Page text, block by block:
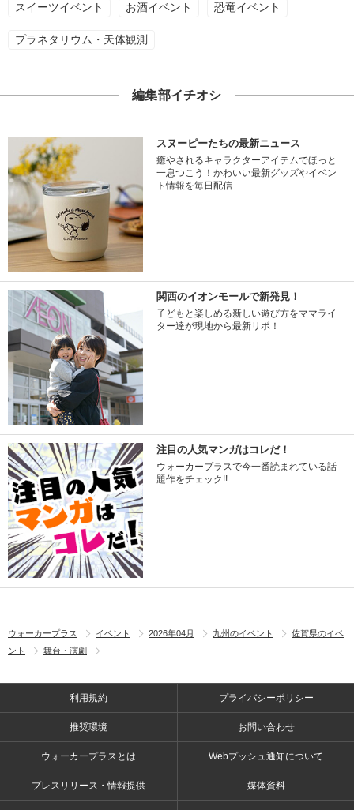
スイーツイベント お酒イベント 恐竜イベント
プラネタリウム・天体観測
編集部イチオシ
スヌーピーたちの最新ニュース
癒やされるキャラクターアイテムでほっと
一息つこう！かわいい最新グッズやイベン
ト情報を毎日配信
関西のイオンモールで新発見！
子どもと楽しめる新しい遊び方をママライ
ター達が現地から最新リポ！
注目の人気マンガはコレだ！
ウォーカープラスで今一番読まれている話
題作をチェック!!
ウォーカープラス イベント 2026年04月 九州のイベント
佐賀県のイベ
ント
舞台・演劇
利用規約 プライバシーポリシー
推奨環境 お問い合わせ
ウォーカープラスとは Webプッシュ通知について
プレスリリース・情報提供 媒体資料